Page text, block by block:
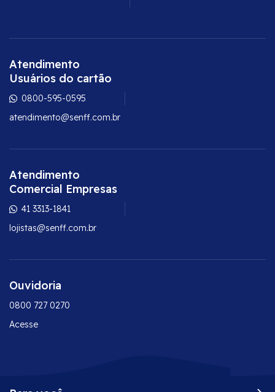
Atendimento
Usuários do cartão
0800-595-0595
atendimento@senff.com.br
Atendimento
Comercial Empresas
41 3313-1841
lojistas@senff.com.br
Ouvidoria
0800 727 0270
Acesse